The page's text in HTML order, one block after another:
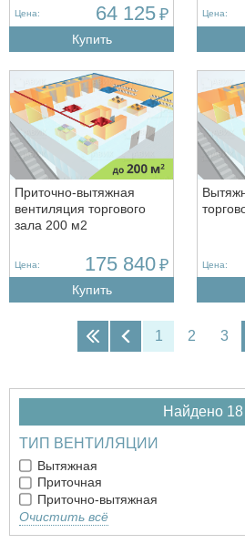
Цена: 64 125 ₽
Купить
Цена:
Приточно-вытяжная
вентиляция торгового
зала 200 м2
Цена: 175 840 ₽
Купить
Цена:
1 2 3
Найдено 18
ТИП ВЕНТИЛЯЦИИ
Вытяжная
Приточная
Приточно-вытяжная
Очистить всё